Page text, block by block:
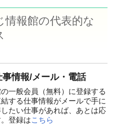
情報館の代表的な
情報/メール・電話
一般会員（無料）に登録する
する仕事情報がメールで手に
たい仕事があれば、あとは応
登録はこちら